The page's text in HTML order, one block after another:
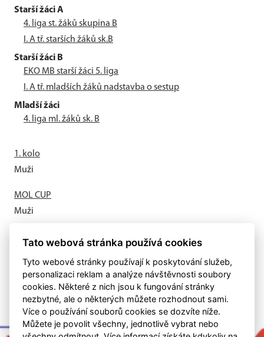
Starší žáci A
4. liga st. žáků skupina B
I. A tř. starších žáků sk.B
Starší žáci B
EKO MB starší žáci 5. liga
I. A tř. mladších žáků nadstavba o sestup
Mladší žáci
4. liga ml. žáků sk. B
1. kolo
Muži
MOL CUP
Muži
Letní příprava odstartovala
Tato webová stránka používá cookies
Tyto webové stránky používají k poskytování služeb,
personalizaci reklam a analýze návštěvnosti soubory
cookies. Některé z nich jsou k fungování stránky
nezbytné, ale o některých můžete rozhodnout sami.
Více o používání souborů cookies se dozvíte níže.
Můžete je povolit všechny, jednotlivě vybrat nebo